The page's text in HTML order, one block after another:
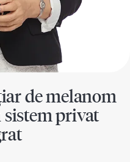
de melanom
privat